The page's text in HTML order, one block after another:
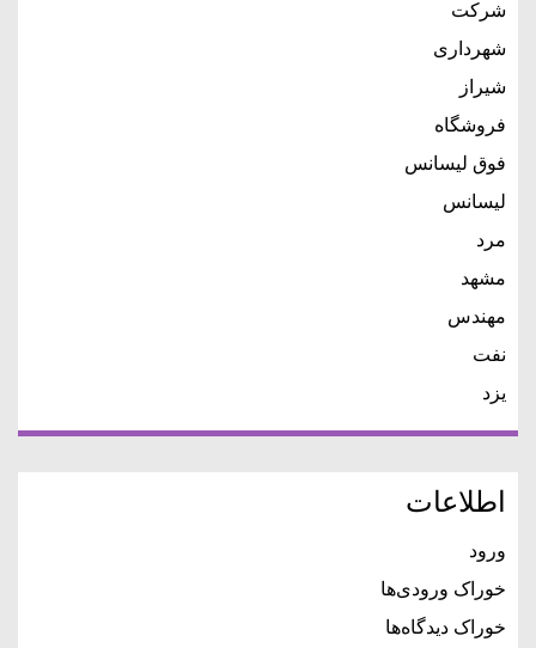
شرکت
شهرداری
شیراز
فروشگاه
فوق لیسانس
لیسانس
مرد
مشهد
مهندس
نفت
یزد
اطلاعات
ورود
خوراک ورودی‌ها
خوراک دیدگاه‌ها